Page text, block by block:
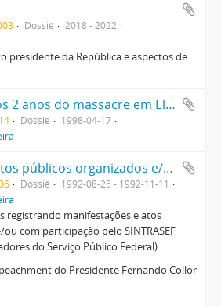
Dossiê
2018 - 2022
presidente da República e aspectos de
Manifestação pelos 2 anos do massacre em Eldorado dos Carajás, PA
Dossiê
1998-04-17
Manifestações e atos públicos organizados e/ou com participação pelo SINTRASEF
Dossiê
1992-08-25 - 1992-11-11
registrando manifestações e atos
com participação pelo SINTRASEF
do Serviço Público Federal):
do Presidente Fernando Collor